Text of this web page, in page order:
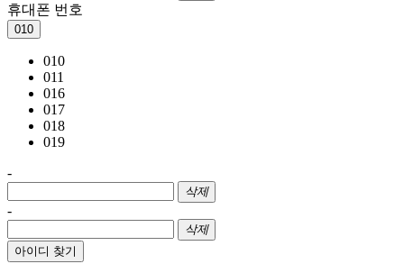
휴대폰 번호
010
010
011
016
017
018
019
-
삭제
-
삭제
아이디 찾기